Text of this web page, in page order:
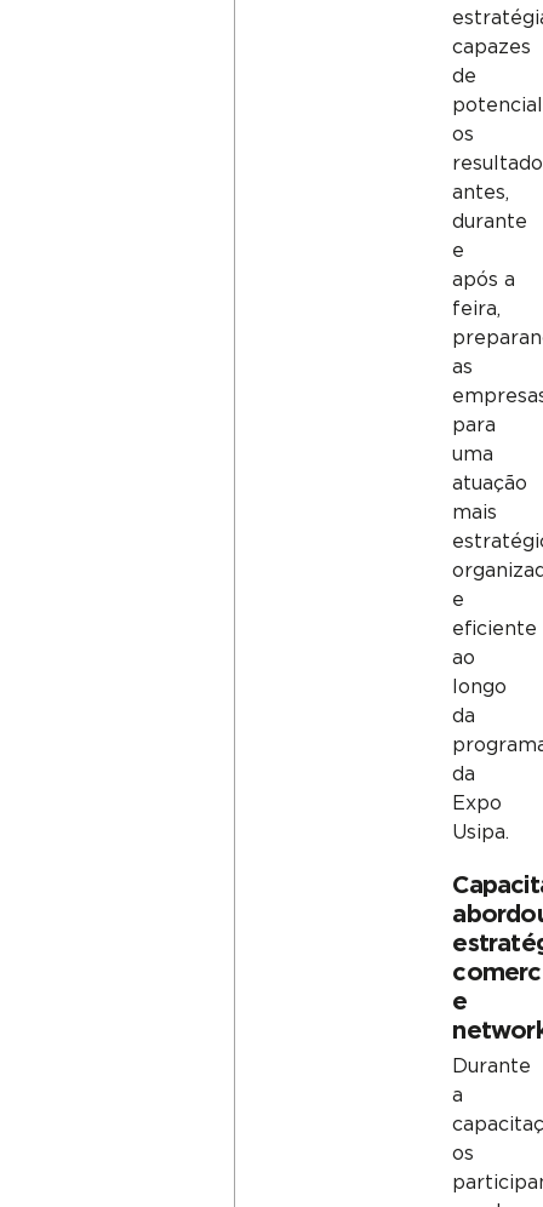
capazes
de
os
antes,
durante
e
após a
feira,
as
para
uma
atuação
mais
e
eficiente
ao
longo
da
da
Expo
Usipa.
e
Durante
a
os